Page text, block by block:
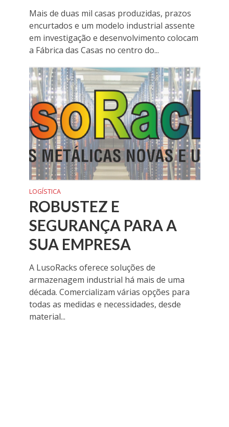
Mais de duas mil casas produzidas, prazos
encurtados e um modelo industrial assente
em investigação e desenvolvimento colocam
a Fábrica das Casas no centro do...
LOGÍSTICA
ROBUSTEZ E
SEGURANÇA PARA A
SUA EMPRESA
A LusoRacks oferece soluções de
armazenagem industrial há mais de uma
década. Comercializam várias opções para
todas as medidas e necessidades, desde
material...